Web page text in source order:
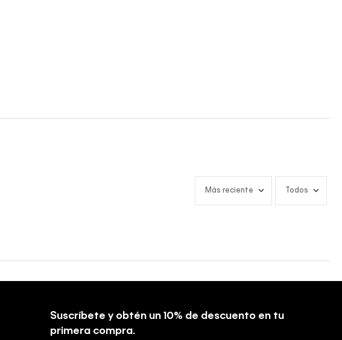
Más reciente Todos
Suscríbete y obtén un 10% de descuento en tu
primera compra.